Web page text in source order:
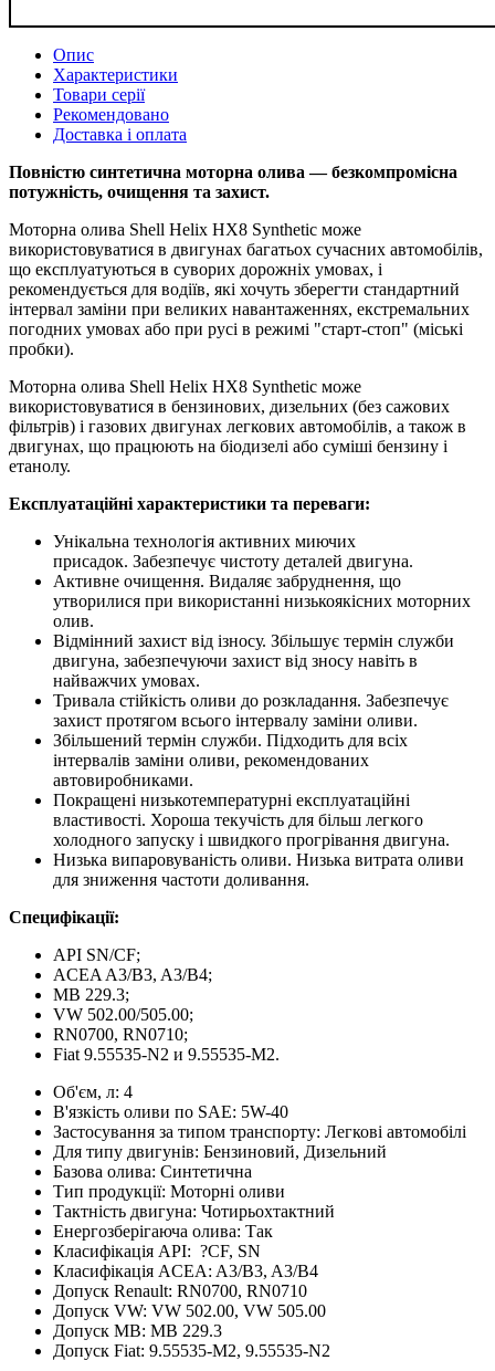
Опис
Характеристики
Товари серії
Рекомендовано
Доставка і оплата
Повністю синтетична моторна олива — безкомпромісна
потужність, очищення та захист.
Моторна олива Shell Helix НХ8 Synthetic може
використовуватися в двигунах багатьох сучасних автомобілів,
що експлуатуються в суворих дорожніх умовах, і
рекомендується для водіїв, які хочуть зберегти стандартний
інтервал заміни при великих навантаженнях, екстремальних
погодних умовах або при русі в режимі "старт-стоп" (міські
пробки).
Моторна олива Shell Helix НХ8 Synthetic може
використовуватися в бензинових, дизельних (без сажових
фільтрів) і газових двигунах легкових автомобілів, а також в
двигунах, що працюють на біодизелі або суміші бензину і
етанолу.
Експлуатаційні характеристики та переваги:
Унікальна технологія активних миючих
присадок. Забезпечує чистоту деталей двигуна.
Активне очищення. Видаляє забруднення, що
утворилися при використанні низькоякісних моторних
олив.
Відмінний захист від ізносу. Збільшує термін служби
двигуна, забезпечуючи захист від зносу навіть в
найважчих умовах.
Тривала стійкість оливи до розкладання. Забезпечує
захист протягом всього інтервалу заміни оливи.
Збільшений термін служби. Підходить для всіх
інтервалів заміни оливи, рекомендованих
автовиробниками.
Покращені низькотемпературні експлуатаційні
властивості. Хороша текучість для більш легкого
холодного запуску і швидкого прогрівання двигуна.
Низька випаровуваність оливи. Низька витрата оливи
для зниження частоти доливання.
Специфікації:
API SN/CF;
ACEA A3/B3, A3/B4;
MB 229.3;
VW 502.00/505.00;
RN0700, RN0710;
Fiat 9.55535-N2 и 9.55535-M2.
Об'єм, л: 4
В'язкість оливи по SAE: 5W-40
Застосування за типом транспорту: Легкові автомобілі
Для типу двигунів: Бензиновий, Дизельний
Базова олива: Синтетична
Тип продукції: Моторні оливи
Тактність двигуна: Чотирьохтактний
Енергозберігаюча олива: Так
Класифікація API: ?CF, SN
Класифікація ACEA: A3/B3, A3/B4
Допуск Renault: RN0700, RN0710
Допуск VW: VW 502.00, VW 505.00
Допуск MB: MB 229.3
Допуск Fiat: 9.55535-M2, 9.55535-N2